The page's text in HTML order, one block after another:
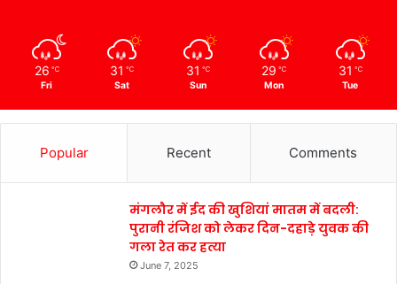
26 ℃
Fri
31 ℃
Sat
31 ℃
Sun
29 ℃
Mon
31 ℃
Tue
Popular Recent Comments
मंगलौर में ईद की खुशियां मातम में बदली:
पुरानी रंजिश को लेकर दिन-दहाड़े युवक की
गला रेत कर हत्या
June 7, 2025